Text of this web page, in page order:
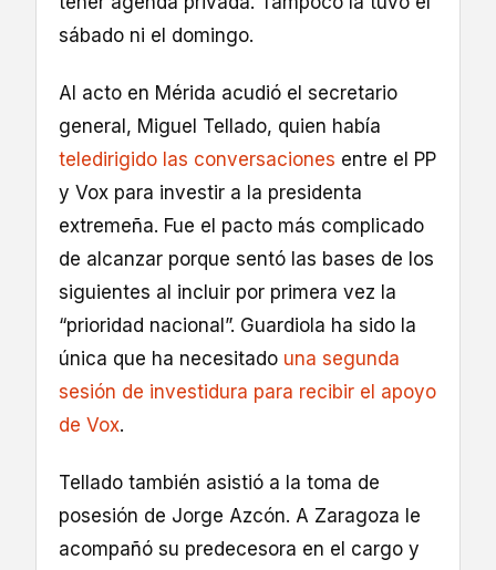
sábado ni el domingo.
Al acto en Mérida acudió el secretario
general, Miguel Tellado, quien había
teledirigido las conversaciones entre el PP
y Vox para investir a la presidenta
extremeña. Fue el pacto más complicado
de alcanzar porque sentó las bases de los
siguientes al incluir por primera vez la
“prioridad nacional”. Guardiola ha sido la
única que ha necesitado una segunda
sesión de investidura para recibir el apoyo
de Vox.
Tellado también asistió a la toma de
posesión de Jorge Azcón. A Zaragoza le
acompañó su predecesora en el cargo y